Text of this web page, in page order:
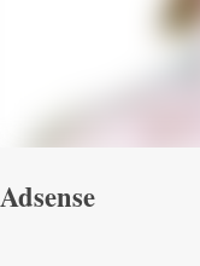
Adsense